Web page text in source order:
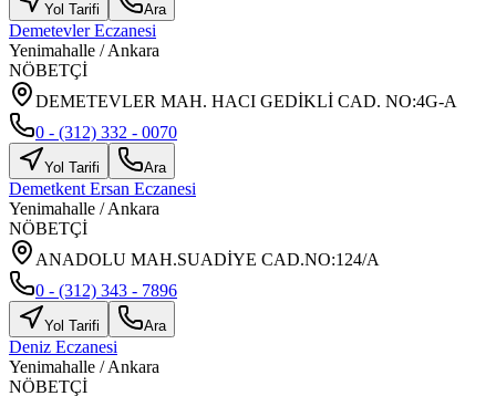
Yol Tarifi Ara
Demetevler Eczanesi
Yenimahalle /Ankara
NÖBETÇİ
DEMETEVLER MAH. HACI GEDİKLİ CAD. NO:4G-A
0 - (312) 332 - 0070
Yol Tarifi Ara
Demetkent Ersan Eczanesi
Yenimahalle /Ankara
NÖBETÇİ
ANADOLU MAH.SUADİYE CAD.NO:124/A
0 - (312) 343 - 7896
Yol Tarifi Ara
Deniz Eczanesi
Yenimahalle /Ankara
NÖBETÇİ